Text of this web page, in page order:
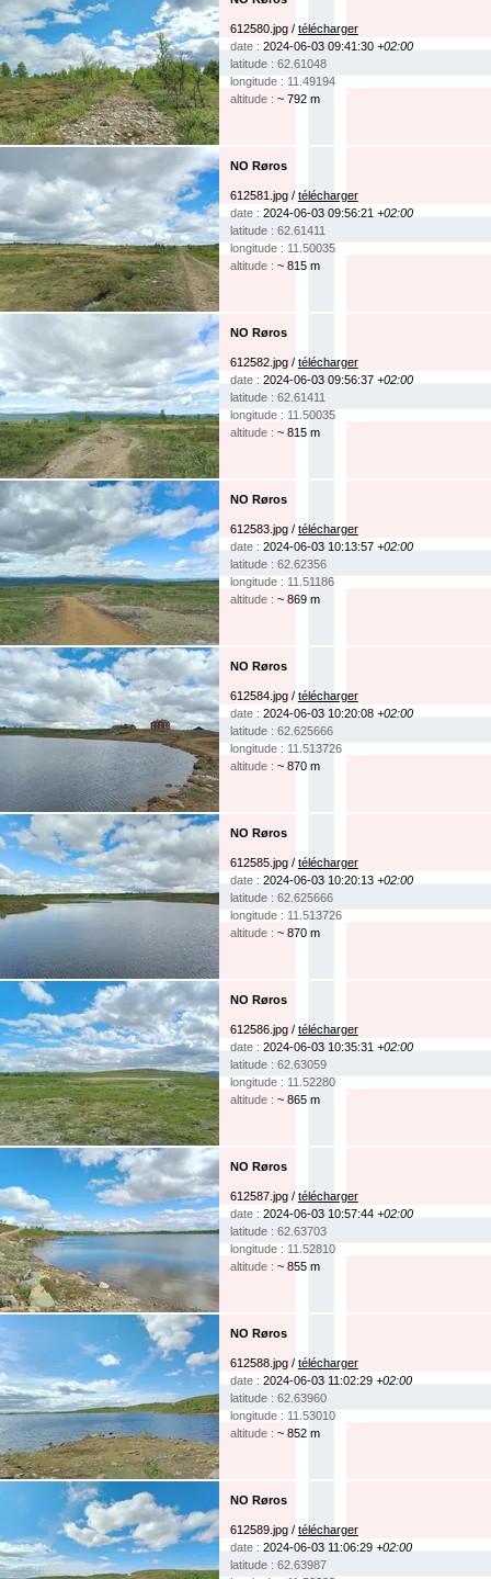
612580.jpg / télécharger
date : 2024-06-03 09:41:30 +02:00
latitude : 62.61048
longitude : 11.49194
altitude : ~ 792 m
NO Røros
612581.jpg / télécharger
date : 2024-06-03 09:56:21 +02:00
latitude : 62.61411
longitude : 11.50035
altitude : ~ 815 m
NO Røros
612582.jpg / télécharger
date : 2024-06-03 09:56:37 +02:00
latitude : 62.61411
longitude : 11.50035
altitude : ~ 815 m
NO Røros
612583.jpg / télécharger
date : 2024-06-03 10:13:57 +02:00
latitude : 62.62356
longitude : 11.51186
altitude : ~ 869 m
NO Røros
612584.jpg / télécharger
date : 2024-06-03 10:20:08 +02:00
latitude : 62.625666
longitude : 11.513726
altitude : ~ 870 m
NO Røros
612585.jpg / télécharger
date : 2024-06-03 10:20:13 +02:00
latitude : 62.625666
longitude : 11.513726
altitude : ~ 870 m
NO Røros
612586.jpg / télécharger
date : 2024-06-03 10:35:31 +02:00
latitude : 62.63059
longitude : 11.52280
altitude : ~ 865 m
NO Røros
612587.jpg / télécharger
date : 2024-06-03 10:57:44 +02:00
latitude : 62.63703
longitude : 11.52810
altitude : ~ 855 m
NO Røros
612588.jpg / télécharger
date : 2024-06-03 11:02:29 +02:00
latitude : 62.63960
longitude : 11.53010
altitude : ~ 852 m
NO Røros
612589.jpg / télécharger
date : 2024-06-03 11:06:29 +02:00
latitude : 62.63987